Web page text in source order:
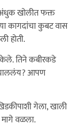
अंधुक खोलीत फक्त
कागदांचा कुबट वास
होती.
तिने कबीरकडे
चाललंय? आपण
गेला, खाली
वळला.